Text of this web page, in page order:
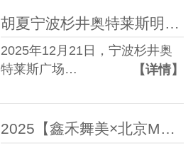
2025年12月21日，宁波杉井奥
特莱斯广场…
【详情】
2025【鑫禾舞美×北京MDSK音乐节】舞台搭建服务成功案例